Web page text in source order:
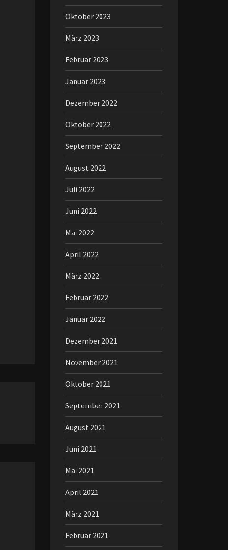
Oktober 2023
März 2023
Februar 2023
Januar 2023
Dezember 2022
Oktober 2022
September 2022
August 2022
Juli 2022
Juni 2022
Mai 2022
April 2022
März 2022
Februar 2022
Januar 2022
Dezember 2021
November 2021
Oktober 2021
September 2021
August 2021
Juni 2021
Mai 2021
April 2021
März 2021
Februar 2021